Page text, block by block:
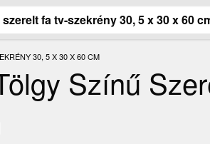
30, 5 X 30 X 60 CM
Színű